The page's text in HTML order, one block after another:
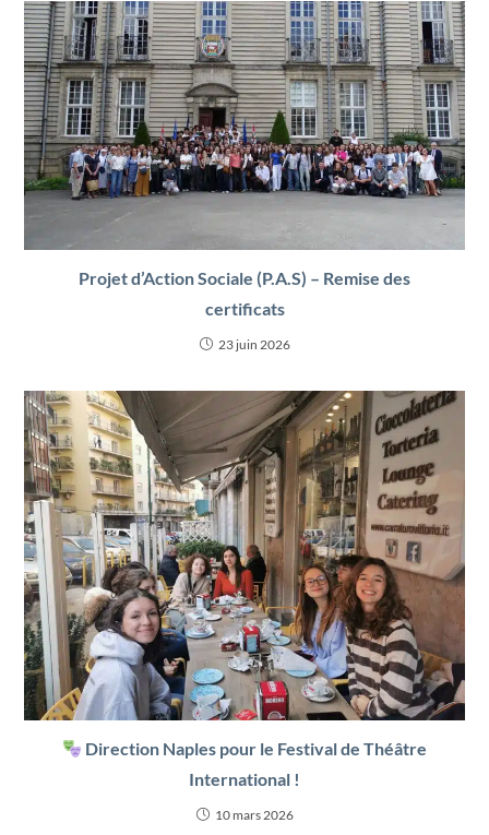
Projet d’Action Sociale (P.A.S) – Remise des
certificats
23 juin 2026
Direction Naples pour le Festival de Théâtre
International !
10 mars 2026